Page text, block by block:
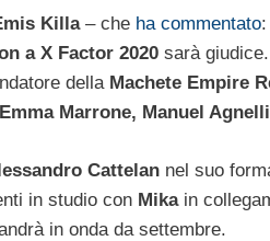
Killa – che ha commentato:
a X Factor 2020 sarà
della Machete Empire
Emma Marrone, Manuel
Cattelan nel suo
in studio con Mikain
in onda da settembre.